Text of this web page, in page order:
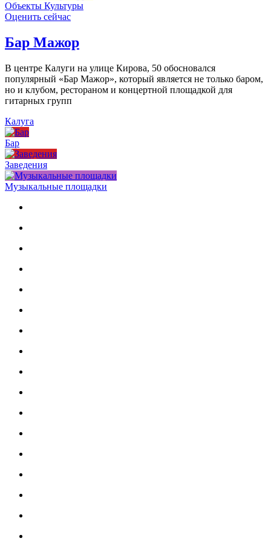
Объекты Культуры
Оценить сейчас
Бар Мажор
В центре Калуги на улице Кирова, 50 обосновался
популярный «Бар Мажор», который является не только баром,
но и клубом, рестораном и концертной площадкой для
гитарных групп
Калуга
Бар
Заведения
Музыкальные площадки